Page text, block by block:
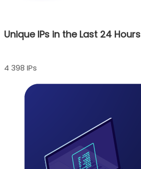
Unique IPs in the Last 24 Hours
4 398 IPs